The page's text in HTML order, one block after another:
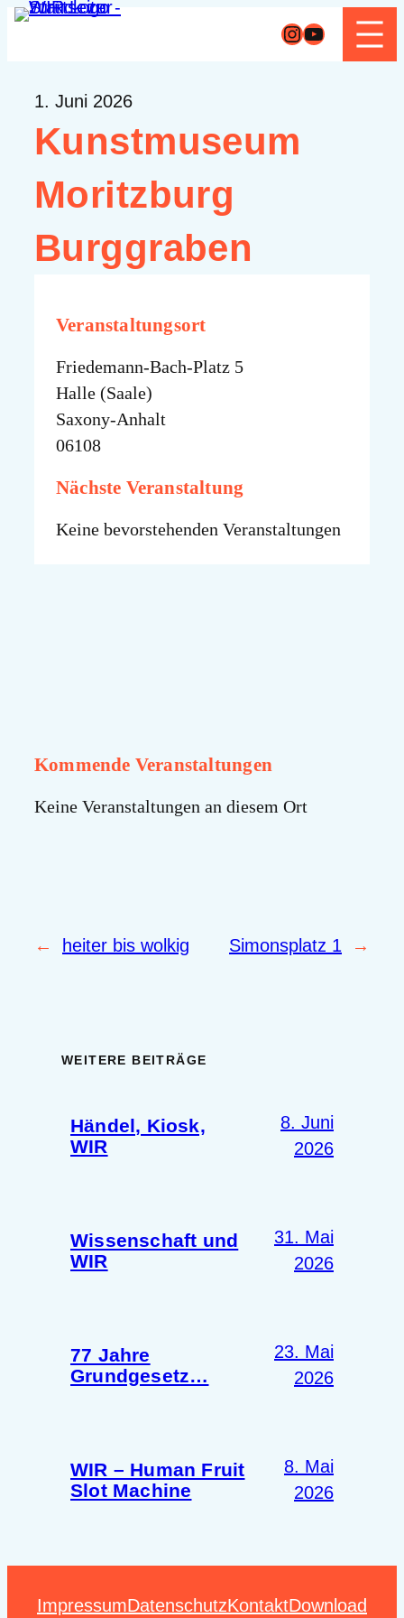
Zum
Instagram
YouTube
1. Juni 2026
Kunstmuseum
Moritzburg
Burggraben
Veranstaltungsort
Friedemann-Bach-Platz 5
Halle (Saale)
Saxony-Anhalt
06108
Nächste Veranstaltung
Keine bevorstehenden Veranstaltungen
Kommende Veranstaltungen
Keine Veranstaltungen an diesem Ort
← heiter bis wolkig Simonsplatz 1 →
WEITERE BEITRÄGE
Händel, Kiosk,
WIR
8. Juni
2026
Wissenschaft und
WIR
31. Mai
2026
77 Jahre
Grundgesetz…
23. Mai
2026
WIR – Human Fruit
Slot Machine
8. Mai
2026
ImpressumDatenschutzKontaktDownload